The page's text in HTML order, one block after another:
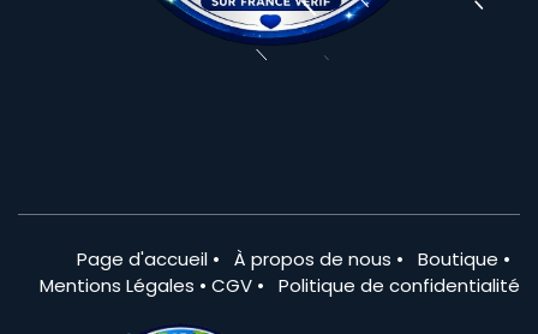
Page d'accueil • À propos de nous • Boutique •
Mentions Légales • CGV • Politique de confidentialité